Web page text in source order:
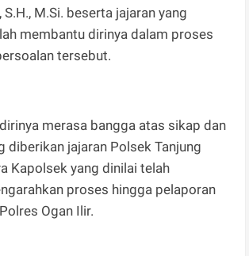
S.H., M.Si. beserta jajaran yang
membantu dirinya dalam proses
tersebut.
merasa bangga atas sikap dan
diberikan jajaran Polsek Tanjung
Kapolsek yang dinilai telah
proses hingga pelaporan
Ogan Ilir.